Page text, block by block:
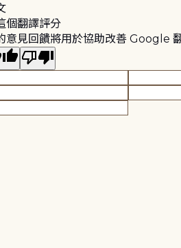
個翻譯評分
意見回饋將用於協助改善 Google